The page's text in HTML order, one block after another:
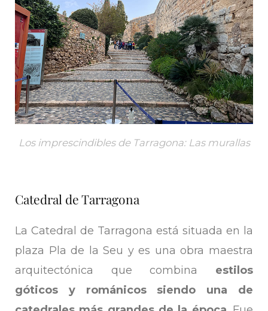
Los imprescindibles de Tarragona: Las murallas
Catedral de Tarragona
La Catedral de Tarragona está situada en la
plaza Pla de la Seu y es una obra maestra
arquitectónica que combina estilos
góticos y románicos siendo una de